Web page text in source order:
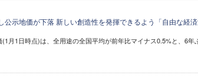
公示地価が下落 新しい創造性を発揮できるよう「自由な経
月1日時点)は、全用途の全国平均が前年比マイナス0.5%と、6年